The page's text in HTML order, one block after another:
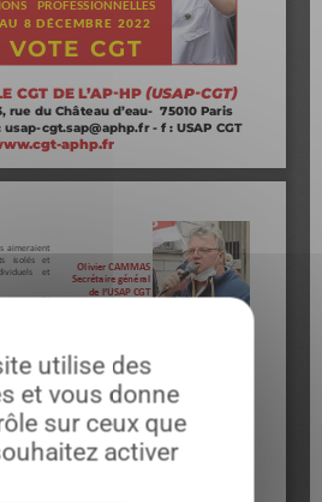
utilise des
et vous donne
sur ceux que
activer